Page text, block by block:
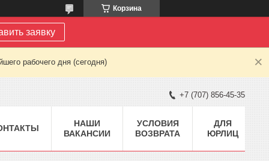
Корзина
заявку
рабочего дня (сегодня)
+7 (707) 856-45-35
НАШИ
ВАКАНСИИ
УСЛОВИЯ
ВОЗВРАТА
ДЛЯ
ЮРЛИЦ